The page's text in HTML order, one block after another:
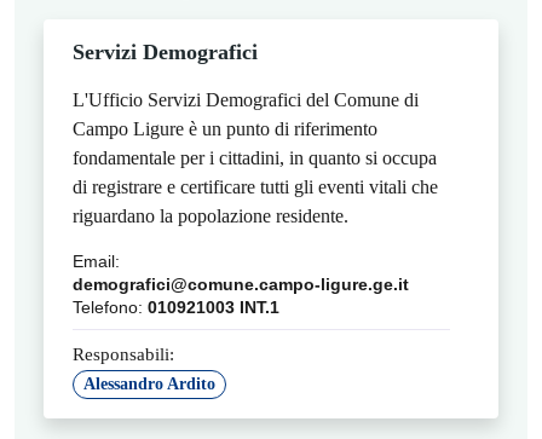
Servizi Demografici
L'Ufficio Servizi Demografici del Comune di
Campo Ligure è un punto di riferimento
fondamentale per i cittadini, in quanto si occupa
di registrare e certificare tutti gli eventi vitali che
riguardano la popolazione residente.
Email:
demografici@comune.campo-ligure.ge.it
Telefono: 010921003 INT.1
Responsabili:
Alessandro Ardito